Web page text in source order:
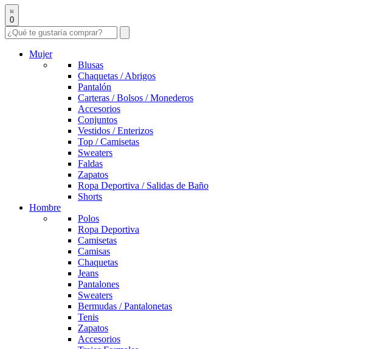
0
Mujer
Blusas
Chaquetas / Abrigos
Pantalón
Carteras / Bolsos / Monederos
Accesorios
Conjuntos
Vestidos / Enterizos
Top / Camisetas
Sweaters
Faldas
Zapatos
Ropa Deportiva / Salidas de Baño
Shorts
Hombre
Polos
Ropa Deportiva
Camisetas
Camisas
Chaquetas
Jeans
Pantalones
Sweaters
Bermudas / Pantalonetas
Tenis
Zapatos
Accesorios